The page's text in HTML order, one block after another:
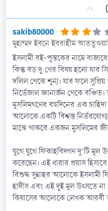
p
v
o
t
e
sakib80000
মুহাম্মদ ইবনে ইবরাহীম
ইসলামী বই-পুস্তকের নামে
কিন্তু বড় দু:খের বিষয় হলাে যার
দলিল থেকে শূন্য। যার ফলে
নির্ভেজাল জ্ঞানার্জন থেকে বঞ্চিত।
মুসলিমগণের বহুদিনের এক
আলােকে একটি বিশ্বস্ত
মাঝে থাকবে একজন মুসলিমের
যুগে যুগে ফিকাহবিদগণ দু’টি মূল
করেছেন। এই ধারার প্রয়াস
বিশুদ্ধ সুন্নাহর আলােকে ইসলামী
হাদীস এবং এই দুই মূল উৎসতে না
কিয়াসের আলােকে লেখক আরবী